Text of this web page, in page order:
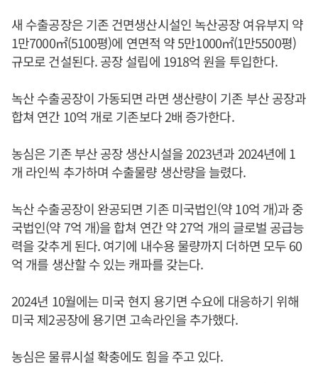
새 수출공장은 기존 건면생산시설인 녹산공장 여유부지 약
1만7000㎡(5100평)에 연면적 약 5만1000㎡(1만5500평)
규모로 건설된다. 공장 설립에 1918억 원을 투입한다.
녹산 수출공장이 가동되면 라면 생산량이 기존 부산 공장과
합쳐 연간 10억 개로 기존보다 2배 증가한다.
농심은 기존 부산 공장 생산시설을 2023년과 2024년에 1
개 라인씩 추가하며 수출물량 생산량을 늘렸다.
녹산 수출공장이 완공되면 기존 미국법인(약 10억 개)과 중
국법인(약 7억 개)을 합쳐 연간 약 27억 개의 글로벌 공급능
력을 갖추게 된다. 여기에 내수용 물량까지 더하면 모두 60
억 개를 생산할 수 있는 캐파를 갖는다.
2024년 10월에는 미국 현지 용기면 수요에 대응하기 위해
미국 제2공장에 용기면 고속라인을 추가했다.
농심은 물류시설 확충에도 힘을 주고 있다.